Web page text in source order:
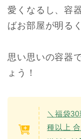
愛くなるし、容
ばお部屋が明る
思い思いの容器
ょう！
＼福袋
種以上